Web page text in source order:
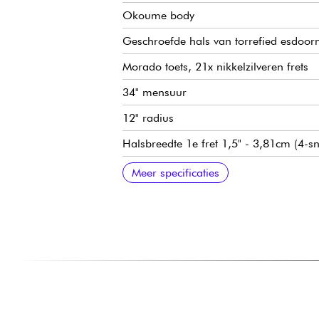
Okoume body
Geschroefde hals van torrefied
Morado toets, 21x nikkelzilveren frets
34" mensuur
12" radius
Halsbreedte 1e fret 1,5" - 3,81cm (4-
Halsbreedte 1e fret 1.7/8" - 4,76cm (5-
Sadowsky passieve J-Style pickups
Volume / balans / hoge tonen / bas
Sadowsky snaarontkoppelbare brug
Sadowsky Light stemmechanieken
Verkocht met Sadowsky gigbag
Meer specificaties